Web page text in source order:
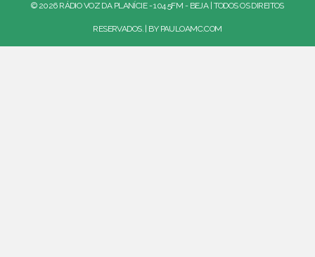
© 2026 RÁDIO VOZ DA PLANÍCIE - 104.5FM - BEJA | TODOS OS DIREITOS
RESERVADOS. | BY PAULOAMC.COM